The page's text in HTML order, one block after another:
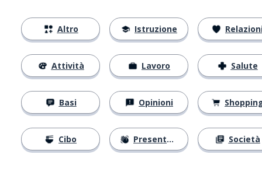
Altro
Attività
Basi
Cibo
Istruzione
Lavoro
Opinioni
Presentarsi
Salute
Società